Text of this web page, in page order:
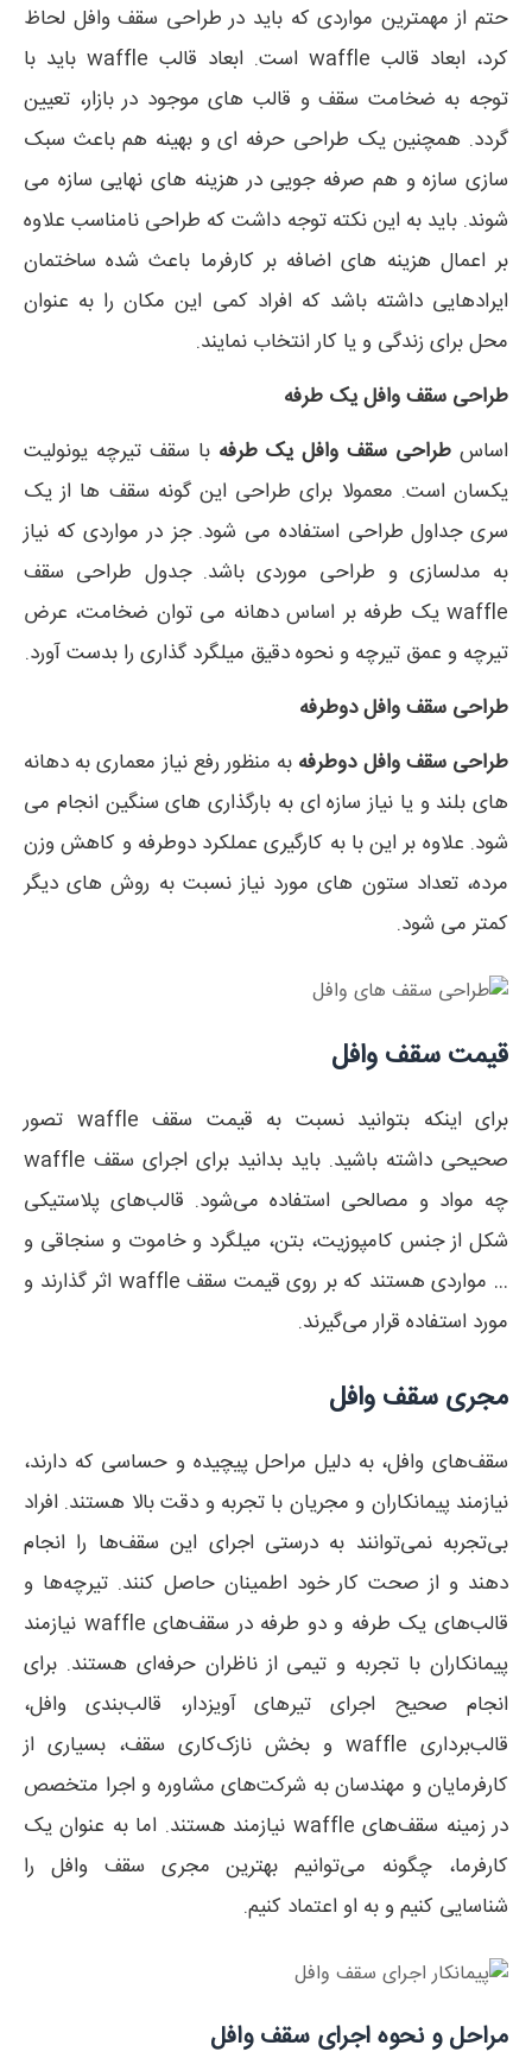
حتم از مهمترین مواردی که باید در طراحی سقف وافل لحاظ
کرد، ابعاد قالب waffle است. ابعاد قالب waffle باید با
توجه به ضخامت سقف و قالب های موجود در بازار، تعیین
گردد. همچنین یک طراحی حرفه ای و بهینه هم باعث سبک
سازی سازه و هم صرفه جویی در هزینه های نهایی سازه می
شوند. باید به این نکته توجه داشت که طراحی نامناسب علاوه
بر اعمال هزینه های اضافه بر کارفرما باعث شده ساختمان
ایرادهایی داشته باشد که افراد کمی این مکان را به عنوان
محل برای زندگی و یا کار انتخاب نمایند.
طراحی سقف وافل یک طرفه
اساس طراحی سقف وافل یک طرفه با سقف تیرچه یونولیت
یکسان است. معمولا برای طراحی این گونه سقف ها از یک
سری جداول طراحی استفاده می شود. جز در مواردی که نیاز
به مدلسازی و طراحی موردی باشد. جدول طراحی سقف
waffle یک طرفه بر اساس دهانه می توان ضخامت، عرض
تیرچه و عمق تیرچه و نحوه دقیق میلگرد گذاری را بدست آورد.
طراحی سقف وافل دوطرفه
طراحی سقف وافل دوطرفه به منظور رفع نیاز معماری به دهانه
های بلند و یا نیاز سازه ای به بارگذاری های سنگین انجام می
شود. علاوه بر این با به کارگیری عملکرد دوطرفه و کاهش وزن
مرده، تعداد ستون های مورد نیاز نسبت به روش های دیگر
کمتر می شود.
قیمت سقف وافل
برای اینکه بتوانید نسبت به قیمت سقف waffle تصور
صحیحی داشته باشید. باید بدانید برای اجرای سقف waffle
چه مواد و مصالحی استفاده می‌شود. قالب‌های پلاستیکی
شکل از جنس کامپوزیت، بتن، میلگرد و خاموت و سنجاقی و
… مواردی هستند که بر روی قیمت سقف waffle اثر گذارند و
مورد استفاده قرار می‌گیرند.
مجری سقف وافل
سقف‌های وافل، به دلیل مراحل پیچیده و حساسی که دارند،
نیازمند پیمانکاران و مجریان با تجربه و دقت بالا هستند. افراد
بی‌تجربه نمی‌توانند به درستی اجرای این سقف‌ها را انجام
دهند و از صحت کار خود اطمینان حاصل کنند. تیرچه‌ها و
قالب‌های یک طرفه و دو طرفه در سقف‌های waffle نیازمند
پیمانکاران با تجربه و تیمی از ناظران حرفه‌ای هستند. برای
انجام صحیح اجرای تیرهای آویزدار، قالب‌بندی وافل،
قالب‌برداری waffle و بخش نازک‌کاری سقف، بسیاری از
کارفرمایان و مهندسان به شرکت‌های مشاوره و اجرا متخصص
در زمینه سقف‌های waffle نیازمند هستند. اما به عنوان یک
کارفرما، چگونه می‌توانیم بهترین مجری سقف وافل را
شناسایی کنیم و به او اعتماد کنیم.
مراحل و نحوه اجرای سقف وافل